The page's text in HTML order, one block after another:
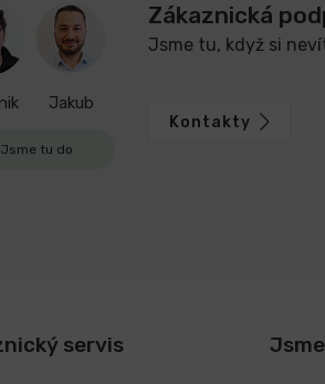
Jakub
Jsme tu do
Zákaznická
Jsme tu, když si
Kontakty
servis